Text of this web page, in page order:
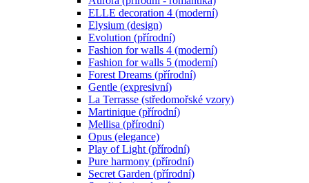
ELLE decoration 4 (moderní)
Elysium (design)
Evolution (přírodní)
Fashion for walls 4 (moderní)
Fashion for walls 5 (moderní)
Forest Dreams (přírodní)
Gentle (expresivní)
La Terrasse (středomořské vzory)
Martinique (přírodní)
Mellisa (přírodní)
Opus (elegance)
Play of Light (přírodní)
Pure harmony (přírodní)
Secret Garden (přírodní)